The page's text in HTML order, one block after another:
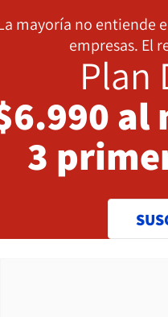
mayoría no entiende
empresas. El
Plan
al
3